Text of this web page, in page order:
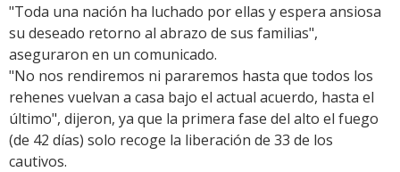
"Toda una nación ha luchado por ellas y espera ansiosa
su deseado retorno al abrazo de sus familias",
aseguraron en un comunicado.
"No nos rendiremos ni pararemos hasta que todos los
rehenes vuelvan a casa bajo el actual acuerdo, hasta el
último", dijeron, ya que la primera fase del alto el fuego
(de 42 días) solo recoge la liberación de 33 de los
cautivos.